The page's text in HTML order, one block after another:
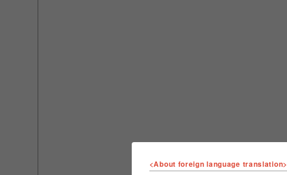
<About foreign language translation>